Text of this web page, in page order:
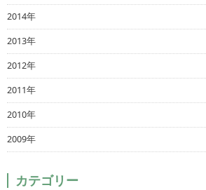
2014年
2013年
2012年
2011年
2010年
2009年
カテゴリー